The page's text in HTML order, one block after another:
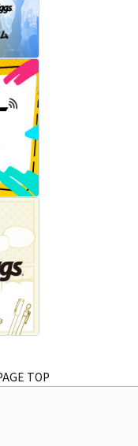
TOP